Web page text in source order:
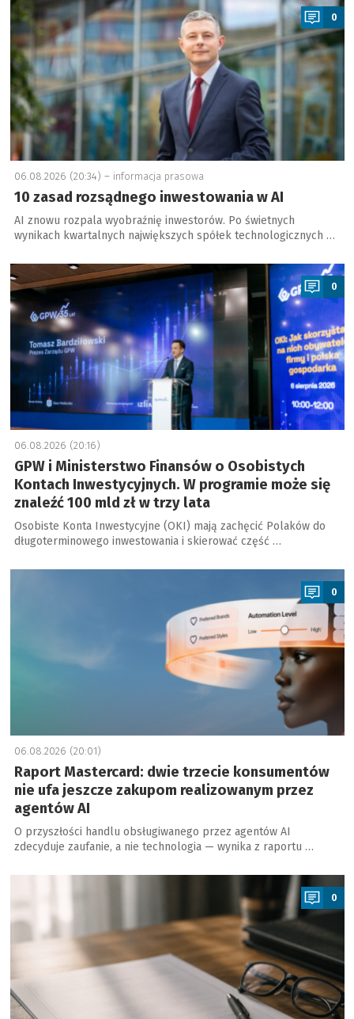
0
06.08.2026 (20:34) – informacja prasowa
10 zasad rozsądnego inwestowania w AI
AI znowu rozpala wyobraźnię inwestorów. Po świetnych
wynikach kwartalnych największych spółek technologicznych …
a
0
06.08.2026 (20:16)
GPW i Ministerstwo Finansów o Osobistych
Kontach Inwestycyjnych. W programie może się
znaleźć 100 mld zł w trzy lata
Osobiste Konta Inwestycyjne (OKI) mają zachęcić Polaków do
długoterminowego inwestowania i skierować część …
a
0
06.08.2026 (20:01)
Raport Mastercard: dwie trzecie konsumentów
nie ufa jeszcze zakupom realizowanym przez
agentów AI
O przyszłości handlu obsługiwanego przez agentów AI
zdecyduje zaufanie, a nie technologia — wynika z raportu …
a
0